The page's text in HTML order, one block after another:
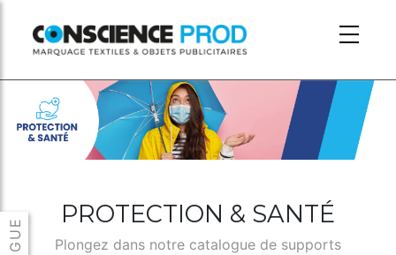
PROTECTION & SANTÉ
Plongez dans notre catalogue de supports